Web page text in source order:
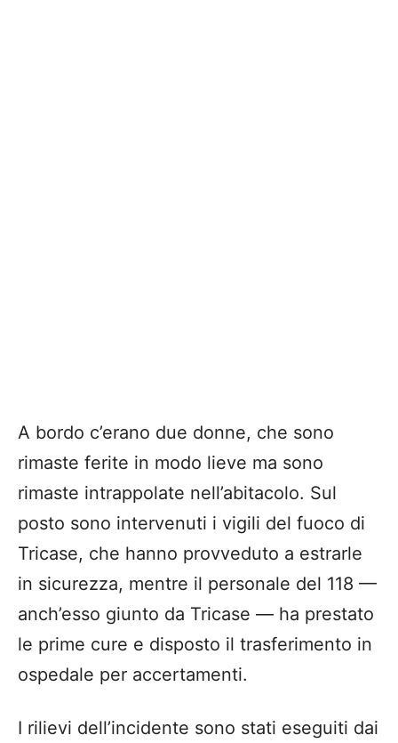
A bordo c’erano due donne, che sono
rimaste ferite in modo lieve ma sono
rimaste intrappolate nell’abitacolo. Sul
posto sono intervenuti i vigili del fuoco di
Tricase, che hanno provveduto a estrarle
in sicurezza, mentre il personale del 118 —
anch’esso giunto da Tricase — ha prestato
le prime cure e disposto il trasferimento in
ospedale per accertamenti.
I rilievi dell’incidente sono stati eseguiti dai